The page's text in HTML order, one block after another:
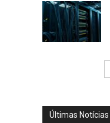
Últimas Notícias